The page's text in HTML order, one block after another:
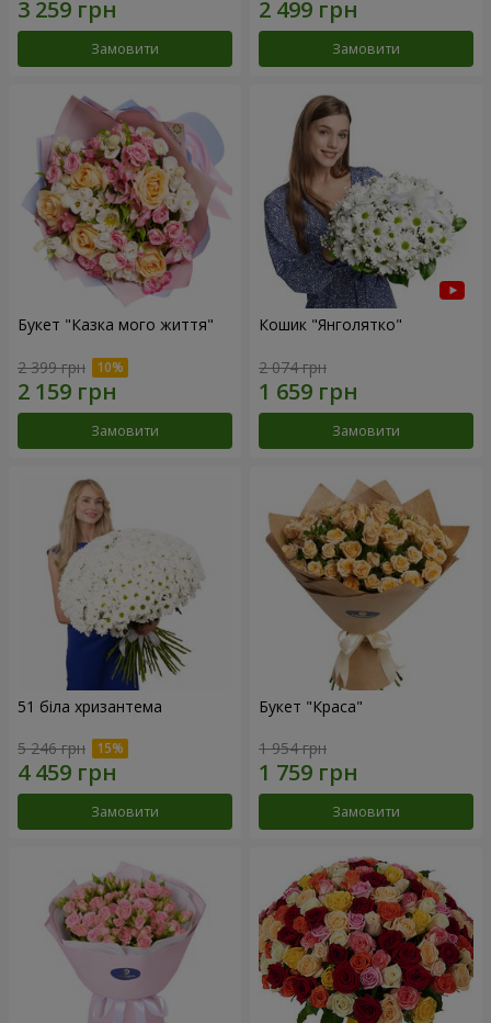
Замовити Замовити
Букет "Казка мого життя"
2 399 грн
Замовити
Кошик "Янголятко"
2 074 грн
Замовити
51 біла хризантема
5 246 грн
Замовити
Букет "Краса"
1 954 грн
Замовити